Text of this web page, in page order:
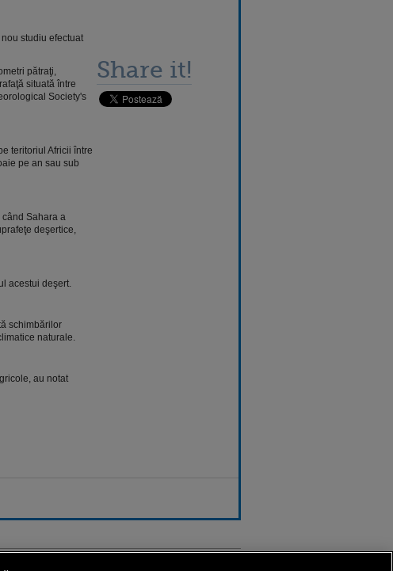
studiu efectuat
pătraţi,
situată între
Society's
teritoriul Africii între
pe an sau sub
Sahara a
deşertice,
acestui deşert.
schimbărilor
naturale.
au notat
Share it!